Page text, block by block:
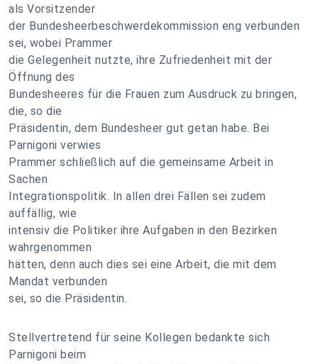
als Vorsitzender
der Bundesheerbeschwerdekommission eng verbunden
sei, wobei Prammer
die Gelegenheit nutzte, ihre Zufriedenheit mit der
Öffnung des
Bundesheeres für die Frauen zum Ausdruck zu bringen,
die, so die
Präsidentin, dem Bundesheer gut getan habe. Bei
Parnigoni verwies
Prammer schließlich auf die gemeinsame Arbeit in
Sachen
Integrationspolitik. In allen drei Fällen sei zudem
auffällig, wie
intensiv die Politiker ihre Aufgaben in den Bezirken
wahrgenommen
hätten, denn auch dies sei eine Arbeit, die mit dem
Mandat verbunden
sei, so die Präsidentin.
Stellvertretend für seine Kollegen bedankte sich
Parnigoni beim